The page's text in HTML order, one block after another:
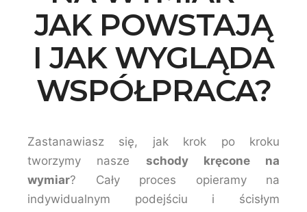
JAK POWSTAJĄ
I JAK WYGLĄDA
WSPÓŁPRACA?
Zastanawiasz się, jak krok po kroku
tworzymy nasze schody kręcone na
wymiar? Cały proces opieramy na
indywidualnym podejściu i ścisłym